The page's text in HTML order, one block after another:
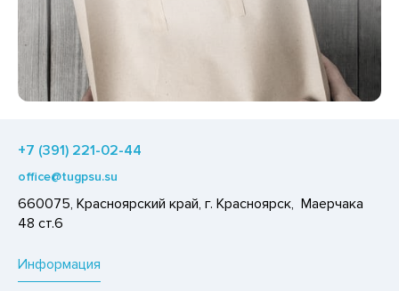
ПРОДУКТ
Информация
+7 (391) 221-02-44
office@tugpsu.su
660075, Красноярский край, г. Красноярск, Маерчака
48 ст.6